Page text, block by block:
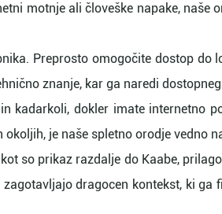
motnje ali človeške napake, naše
Preprosto omogočite dostop do
znanje, kar ga naredi
kadarkoli, dokler imate internetno
je naše spletno orodje vedno
so prikaz razdalje do Kaabe,
dragocen kontekst, ki ga